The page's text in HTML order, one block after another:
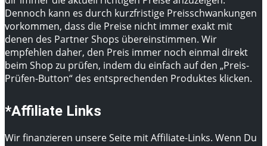
Dennoch kann es durch kurzfristige Preisschwankungen
vorkommen, dass die Preise nicht immer exakt mit
denen des Partner Shops übereinstimmen. Wir
empfehlen daher, den Preis immer noch einmal direkt
beim Shop zu prüfen, indem du einfach auf den „Preis-
Prüfen-Button“ des entsprechenden Produktes klicken.
*Affiliate Links
Wir finanzieren unsere Seite mit Affiliate-Links. Wenn Du